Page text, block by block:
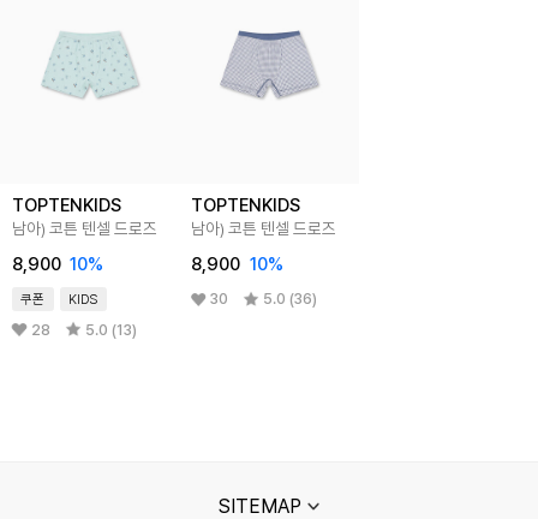
TOPTENKIDS
남아) 코튼 텐셀 드로즈
8,900 10%
쿠폰 KIDS
28 5.0 (13)
TOPTENKIDS
남아) 코튼 텐셀 드로즈
8,900 10%
30 5.0 (36)
SITEMAP